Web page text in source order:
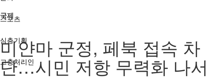
스포츠
심층기획
고충처리인
국제
미얀마 군정, 페북 접속 차
단…시민 저항 무력화 나서